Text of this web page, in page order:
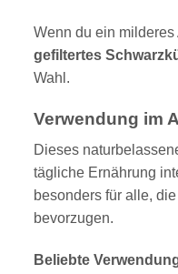
Wenn du ein
gefiltertes
Wahl.
Verwendung im
Dieses
tägliche Ernährung
besonders für alle,
bevorzugen.
Beliebte